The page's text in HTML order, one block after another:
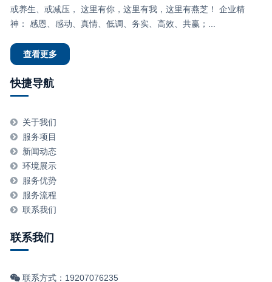
或养生、或减压， 这里有你，这里有我，这里有燕芝！ 企业精
神： 感恩、感动、真情、低调、务实、高效、共赢；...
查看更多
快捷导航
关于我们
服务项目
新闻动态
环境展示
服务优势
服务流程
联系我们
联系我们
联系方式：19207076235